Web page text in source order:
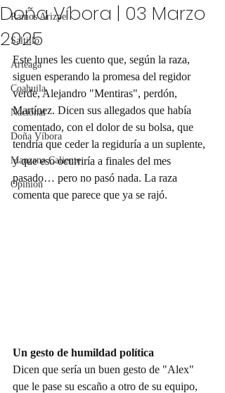
Ramos Arizpe
Saltillo
Arteaga
Coahuila
Nacional
Doña Víbora
Manzana Caliente
Opinión
Doña Víbora | 03 Marzo
2025
Este lunes les cuento que, según la raza,
siguen esperando la promesa del regidor
verde, Alejandro "Mentiras", perdón,
Martínez. Dicen sus allegados que había
comentado, con el dolor de su bolsa, que
tendría que ceder la regiduría a un suplente,
y que eso ocurriría a finales del mes
pasado… pero no pasó nada. La raza
comenta que parece que ya se rajó.
Un gesto de humildad política
Dicen que sería un buen gesto de "Alex"
que le pase su escaño a otro de su equipo,